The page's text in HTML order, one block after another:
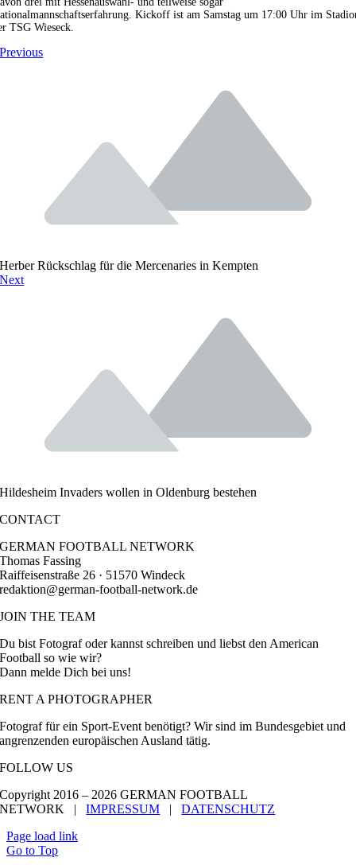
Kickoff ist am Samstag um 17:00 Uhr im
TSG Wieseck.
Previous
Herber Rückschlag für die Mercenaries in Kempten
Next
Hildesheim Invaders wollen in Oldenburg bestehen
CONTACT
GERMAN FOOTBALL NETWORK
Thomas Fassing
Raiffeisenstraße 26 · 51570 Windeck
redaktion@german-football-network.de
JOIN THE TEAM
Du bist Fotograf oder kannst schreiben und liebst den American
Football so wie wir?
Dann melde Dich bei uns!
RENT A PHOTOGRAPHER
Fotograf für ein Sport-Event benötigt? Wir sind im Bundesgebiet und
angrenzenden europäischen Ausland tätig.
FOLLOW US
Copyright 2016 – 2026 GERMAN FOOTBALL
NETWORK |IMPRESSUM |DATENSCHUTZ
Page load link
Go to Top